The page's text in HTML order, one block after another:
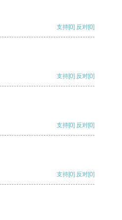
支持[0] 反对[0]
支持[0] 反对[0]
支持[0] 反对[0]
支持[0] 反对[0]